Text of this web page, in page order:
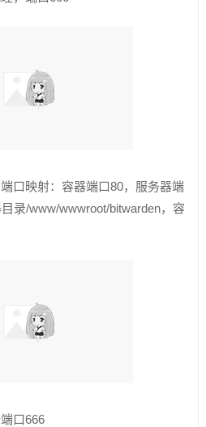
口映射：容器端口80，服务器端
录/www/wwwroot/bitwarden，容
口666